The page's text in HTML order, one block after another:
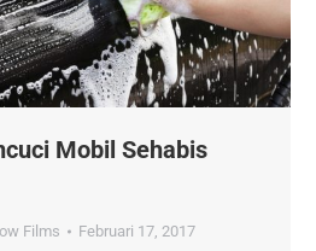
Mobil Sehabis
Films Februari 17, 2017